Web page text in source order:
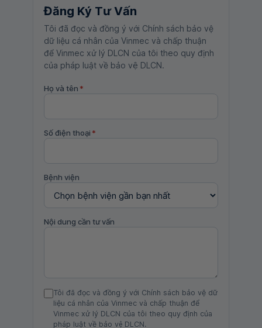
Đăng Ký Tư Vấn
Tôi đã đọc và đồng ý với Chính sách bảo vệ
dữ liệu cá nhân của Vinmec và chấp thuận
để Vinmec xử lý DLCN của tôi theo quy định
của pháp luật về bảo vệ DLCN.
Họ và tên *
Số điện thoại *
Bệnh viện
Nội dung cần tư vấn
Tôi đã đọc và đồng ý với Chính sách bảo vệ dữ
liệu cá nhân của Vinmec và chấp thuận để
Vinmec xử lý DLCN của tôi theo quy định của
pháp luật về bảo vệ DLCN.